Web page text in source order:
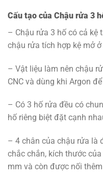
Cấu tạo của Chậu rửa 3
– Chậu rửa 3 hố có cả kệ
chậu rửa tích hợp kệ mở
– Vật liệu làm nên chậu
CNC và dùng khi Argon
– Có 3 hố rửa đều có
hố riêng biệt đặt cạnh
– 4 chân của chậu rửa là
chắc chắn, kích thước
mm và còn được nối